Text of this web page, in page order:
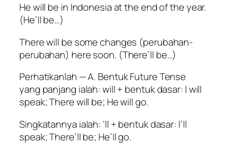
He will be in Indonesia at the end of the year.
(He’ll be…)
There will be some changes (perubahan-
perubahan) here soon. (There’ll be…)
Perhatikanlah — A. Bentuk Future Tense
yang panjang ialah: will + bentuk dasar: I will
speak; There will be; He will go.
Singkatannya ialah: ‘ll + bentuk dasar: I’ll
speak; There’ll be; He’ll go.